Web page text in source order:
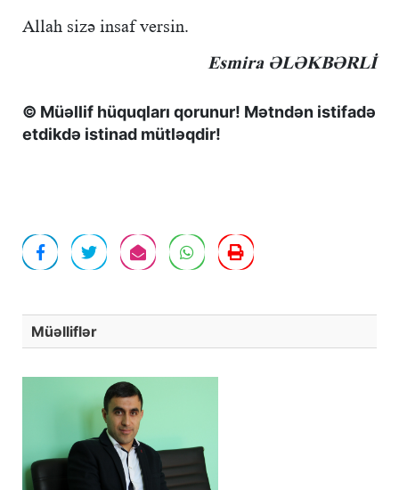
Allah sizə insaf versin.
Esmira ƏLƏKBƏRLİ
© Müəllif hüquqları qorunur! Mətndən istifadə
etdikdə istinad mütləqdir!
Müəlliflər